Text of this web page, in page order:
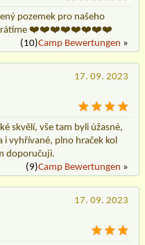
pozemek pro našeho
se vrátíme ❤️❤️❤️❤️❤️❤️❤️❤️
(10)Camp Bewertungen »
17. 09. 2023
skvělí, vše tam byli úžasné,
vyhřívané, plno hraček kol
doporučuji.
(9)Camp Bewertungen »
17. 09. 2023